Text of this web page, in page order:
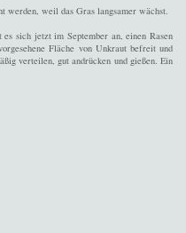
werden, weil das Gras langsamer wächst.
sich jetzt im September an, einen Rasen
Fläche von Unkraut befreit und
verteilen, gut andrücken und gießen. Ein